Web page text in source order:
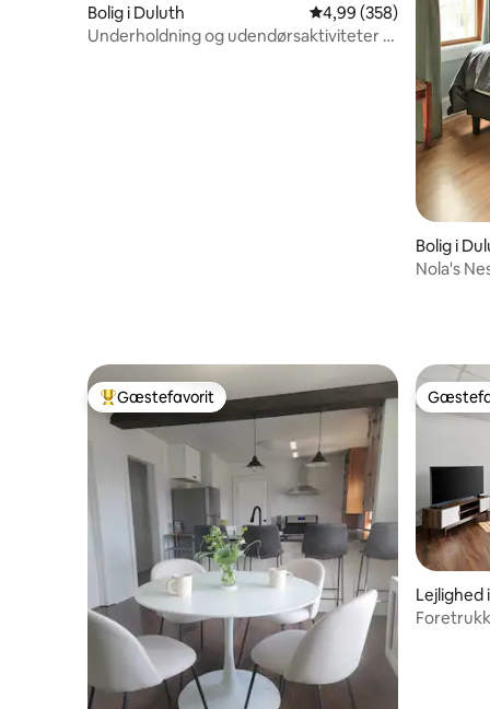
Bolig i Duluth 4,99 ud af 5 i
4,99 (358)
Underholdning og udendørsaktiviteter -
Bolig i
Nola's
over
Bedste gæstefavorit
Gæstefavorit
Lejlighed